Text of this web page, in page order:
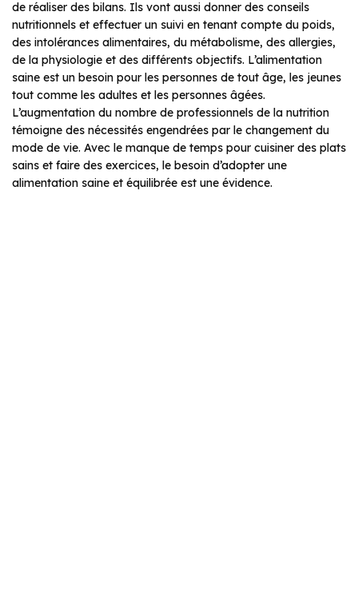
de réaliser des bilans. Ils vont aussi donner des conseils
nutritionnels et effectuer un suivi en tenant compte du poids,
des intolérances alimentaires, du métabolisme, des allergies,
de la physiologie et des différents objectifs. L’alimentation
saine est un besoin pour les personnes de tout âge, les jeunes
tout comme les adultes et les personnes âgées.
L’augmentation du nombre de professionnels de la nutrition
témoigne des nécessités engendrées par le changement du
mode de vie. Avec le manque de temps pour cuisiner des plats
sains et faire des exercices, le besoin d’adopter une
alimentation saine et équilibrée est une évidence.